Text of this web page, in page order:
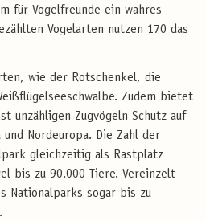
für Vogelfreunde ein wahres
Vogelarten nutzen 170 das
wie der Rotschenkel, die
Zudem bietet
unzähligen Zugvögeln Schutz auf
Nordeuropa. Die Zahl der
gleichzeitig als Rastplatz
bis zu 90.000 Tiere. Vereinzelt
Nationalparks sogar bis zu